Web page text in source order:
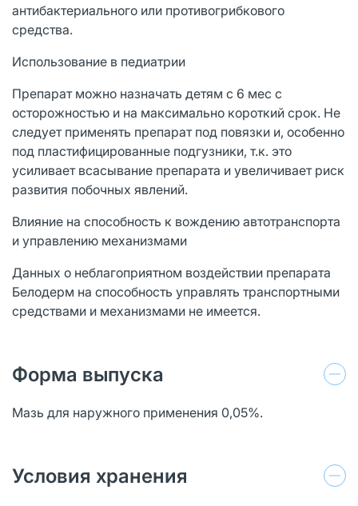
антибактериального или противогрибкового
средства.
Использование в педиатрии
Препарат можно назначать детям с 6 мес с
осторожностью и на максимально короткий срок. Не
следует применять препарат под повязки и, особенно
под пластифицированные подгузники, т.к. это
усиливает всасывание препарата и увеличивает риск
развития побочных явлений.
Влияние на способность к вождению автотранспорта
и управлению механизмами
Данных о неблагоприятном воздействии препарата
Белодерм на способность управлять транспортными
средствами и механизмами не имеется.
Форма выпуска
Мазь для наружного применения 0,05%.
Условия хранения